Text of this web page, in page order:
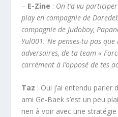
– E-Zine : On t’a vu
play en compagnie de
compagnie de Judoboy,
Yul001. Ne penses-tu pas
adversaires, de ta team «
carrément à l’opposé de tes
Taz : Oui j’ai entendu
ami Ge-Baek s’est un peu
rien à voir avec une